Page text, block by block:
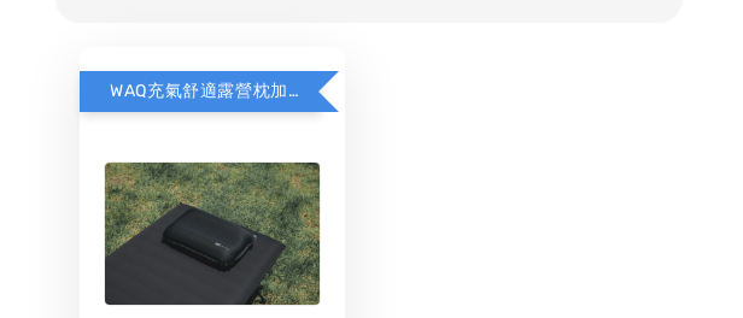
WAQ充氣舒適露營枕加價購